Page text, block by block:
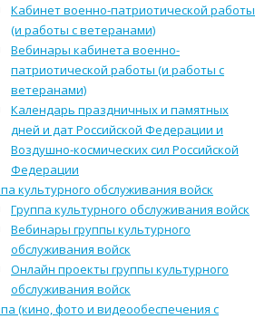
Кабинет военно-патриотической работы
(и работы с ветеранами)
Вебинары кабинета военно-
патриотической работы (и работы с
ветеранами)
Календарь праздничных и памятных
дней и дат Российской Федерации и
Воздушно-космических сил Российской
Федерации
культурного обслуживания войск
Группа культурного обслуживания войск
Вебинары группы культурного
обслуживания войск
Онлайн проекты группы культурного
обслуживания войск
(кино, фото и видеообеспечения с